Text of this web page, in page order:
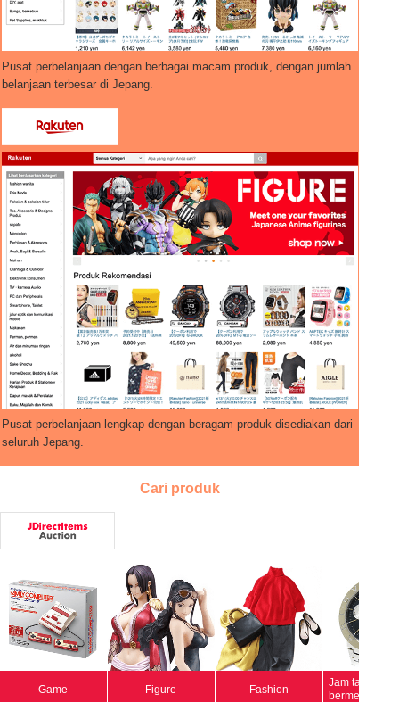
Pusat perbelanjaan dengan berbagai macam produk, dengan jumlah
belanjaan terbesar di Jepang.
Pusat perbelanjaan lengkap dengan beragam produk disediakan dari
seluruh Jepang.
Cari produk
Game Figure Fashion
Jam tangan
bermerek